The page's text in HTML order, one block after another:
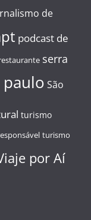
de
podcast de
serra
paulo São
turismo
turismo
por Aí